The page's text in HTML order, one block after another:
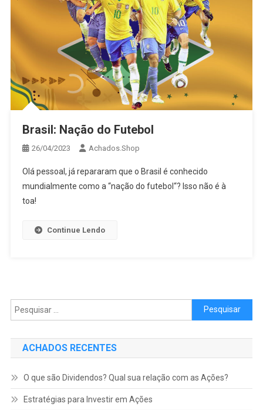
Brasil: Nação do Futebol
26/04/2023 Achados.Shop
Olá pessoal, já repararam que o Brasil é conhecido
mundialmente como a “nação do futebol“? Isso não é à
toa!
Continue Lendo
Pesquisar por:
ACHADOS RECENTES
O que são Dividendos? Qual sua relação com as Ações?
Estratégias para Investir em Ações